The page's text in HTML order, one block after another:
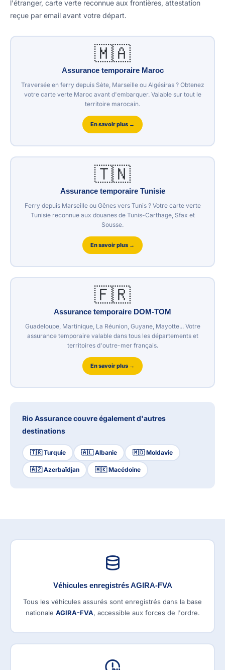
l'étranger, carte verte reconnue aux frontières, attestation
reçue par email avant votre départ.
🇲🇦
Assurance temporaire Maroc
Traversée en ferry depuis Sète, Marseille ou Algésiras ? Obtenez
votre carte verte Maroc avant d'embarquer. Valable sur tout le
territoire marocain.
En savoir plus →
🇹🇳
Assurance temporaire Tunisie
Ferry depuis Marseille ou Gênes vers Tunis ? Votre carte verte
Tunisie reconnue aux douanes de Tunis-Carthage, Sfax et
Sousse.
En savoir plus →
🇫🇷
Assurance temporaire DOM-TOM
Guadeloupe, Martinique, La Réunion, Guyane, Mayotte... Votre
assurance temporaire valable dans tous les départements et
territoires d'outre-mer français.
En savoir plus →
Rio Assurance couvre également d'autres
destinations
🇹🇷 Turquie 🇦🇱 Albanie 🇲🇩 Moldavie
🇦🇿 Azerbaïdjan 🇲🇰 Macédoine
Véhicules enregistrés AGIRA-FVA
Tous les véhicules assurés sont enregistrés dans la base
nationale AGIRA-FVA, accessible aux forces de l'ordre.